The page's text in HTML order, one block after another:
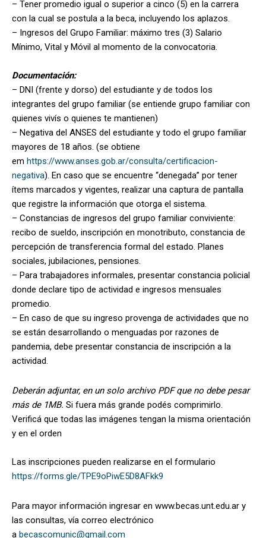
– Tener promedio igual o superior a cinco (5) en la carrera
con la cual se postula a la beca, incluyendo los aplazos.
– Ingresos del Grupo Familiar: máximo tres (3) Salario
Mínimo, Vital y Móvil al momento de la convocatoria.
Documentación:
– DNI (frente y dorso) del estudiante y de todos los
integrantes del grupo familiar (se entiende grupo familiar con
quienes vivís o quienes te mantienen)
– Negativa del ANSES del estudiante y todo el grupo familiar
mayores de 18 años. (se obtiene
em https://www.anses.gob.ar/consulta/certificacion-
negativa). En caso que se encuentre “denegada” por tener
ítems marcados y vigentes, realizar una captura de pantalla
que registre la información que otorga el sistema.
– Constancias de ingresos del grupo familiar conviviente:
recibo de sueldo, inscripción en monotributo, constancia de
percepción de transferencia formal del estado. Planes
sociales, jubilaciones, pensiones.
– Para trabajadores informales, presentar constancia policial
donde declare tipo de actividad e ingresos mensuales
promedio.
– En caso de que su ingreso provenga de actividades que no
se están desarrollando o menguadas por razones de
pandemia, debe presentar constancia de inscripción a la
actividad.
Deberán adjuntar, en un solo archivo PDF que no debe pesar
más de 1MB. Si fuera más grande podés comprimirlo.
Verificá que todas las imágenes tengan la misma orientación
y en el orden
Las inscripciones pueden realizarse en el formulario
https://forms.gle/TPE9oPiwE5D8AFkk9
Para mayor información ingresar en www.becas.unt.edu.ar y
las consultas, vía correo electrónico
a becascomunic@gmail.com